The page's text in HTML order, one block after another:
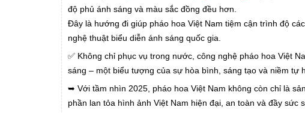
độ phủ ánh sáng và màu sắc đồng đều hơn.
Đây là hướng đi giúp pháo hoa Việt Nam tiệm cận trình độ
nghệ thuật biểu diễn ánh sáng quốc gia.
✅ Không chỉ phục vụ trong nước, công nghệ pháo hoa Việt
sáng – một biểu tượng của sự hòa bình, sáng tạo và niềm tự
➥ Với tầm nhìn 2025, pháo hoa Việt Nam không còn chỉ là
phần lan tỏa hình ảnh Việt Nam hiện đại, an toàn và đầy sức